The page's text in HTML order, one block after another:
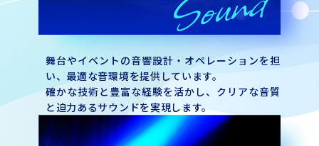
舞台やイベントの音響設計・オペレーションを担
い、最適な音環境を提供しています。
確かな技術と豊富な経験を活かし、クリアな音質
と迫力あるサウンドを実現します。